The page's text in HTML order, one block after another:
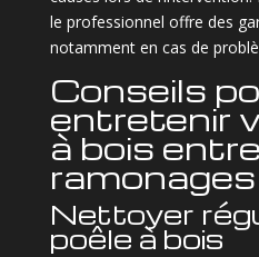
le professionnel offre des
notamment en cas de
Conseils
entretenir
à bois
ramonages
Nettoyer
poêle à bois